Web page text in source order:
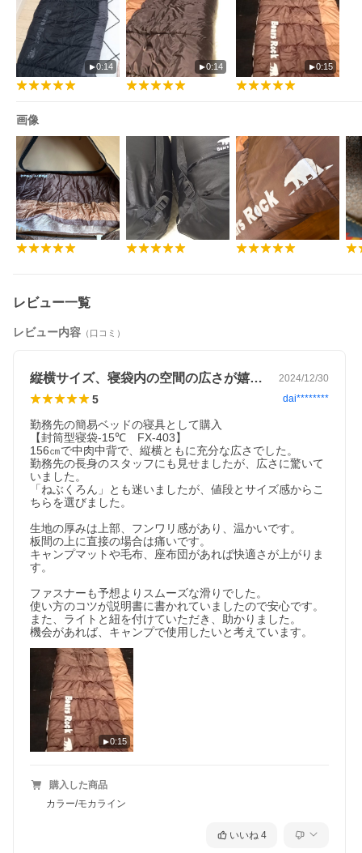
0:14 0:14 0:15
画像
レビュー一覧
レビュー内容 （口コミ）
縦横サイズ、寝袋内の空間の広さが嬉しい！ 2024/12/30
5 dai********
勤務先の簡易ベッドの寝具として購入
【封筒型寝袋-15℃　FX-403】
156㎝で中肉中背で、縦横ともに充分な広さでした。
勤務先の長身のスタッフにも見せましたが、広さに驚いて
いました。
「ねぶくろん」とも迷いましたが、値段とサイズ感からこ
ちらを選びました。
生地の厚みは上部、フンワリ感があり、温かいです。
板間の上に直接の場合は痛いです。
キャンプマットや毛布、座布団があれば快適さが上がりま
す。
ファスナーも予想よりスムーズな滑りでした。
使い方のコツが説明書に書かれていましたので安心です。
また、ライトと紐を付けていただき、助かりました。
機会があれば、キャンプで使用したいと考えています。
0:15
購入した商品
カラー/モカライン
いいね 4